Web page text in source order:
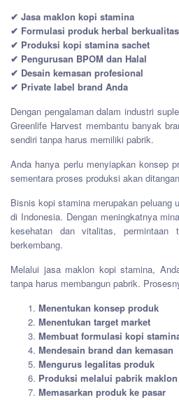
✔ Jasa maklon kopi stamina
✔ Formulasi produk herbal berkualitas
✔ Produksi kopi stamina sachet
✔ Pengurusan BPOM dan Halal
✔ Desain kemasan profesional
✔ Private label brand Anda
Dengan pengalaman dalam industri
Greenlife Harvest membantu banyak
sendiri tanpa harus memiliki pabrik.
Anda hanya perlu menyiapkan konsep
sementara proses produksi akan
Bisnis kopi stamina merupakan peluang
di Indonesia. Dengan meningkatnya
kesehatan dan vitalitas, permintaan
berkembang.
Melalui jasa maklon kopi stamina,
tanpa harus membangun pabrik.
Menentukan konsep produk
Menentukan target market
Membuat formulasi kopi
Mendesain brand dan kemasan
Mengurus legalitas produk
Produksi melalui pabrik maklon
Memasarkan produk ke pasar